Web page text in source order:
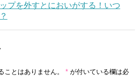
プを外すとにおいがする！いつ
ことはありません。 * が付いている欄は必